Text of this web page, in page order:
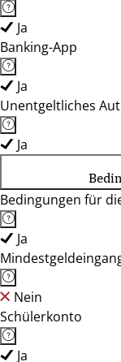
Ja
Banking-App
Ja
Unentgeltliches
Ja
Bedingungen für
Ja
Nein
Schülerkonto
Ja